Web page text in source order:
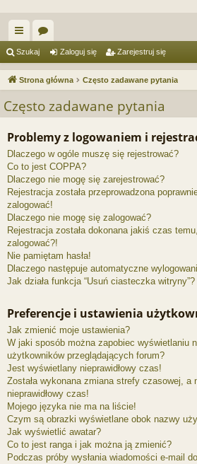
ię
ce
…
or
a
Szukaj Zaloguj się Zarejestruj się
Strona główna Często zadawane pytania
Często zadawane pytania
Problemy z logowaniem i
Dlaczego w ogóle muszę się rejestrować?
Co to jest COPPA?
Dlaczego nie mogę się zarejestrować?
Rejestracja została przeprowadzona
zalogować!
Dlaczego nie mogę się zalogować?
Rejestracja została dokonana jakiś czas
zalogować?!
Nie pamiętam hasła!
Dlaczego następuje automatyczne
Jak działa funkcja “Usuń ciasteczka witryny”?
Preferencje i ustawienia
Jak zmienić moje ustawienia?
W jaki sposób można zapobiec wyświetlaniu
użytkowników przeglądających forum?
Jest wyświetlany nieprawidłowy czas!
Została wykonana zmiana strefy czasowej, a
nieprawidłowy czas!
Mojego języka nie ma na liście!
Czym są obrazki wyświetlane obok nazwy
Jak wyświetlić awatar?
Co to jest ranga i jak można ją zmienić?
Podczas próby wysłania wiadomości e-mail